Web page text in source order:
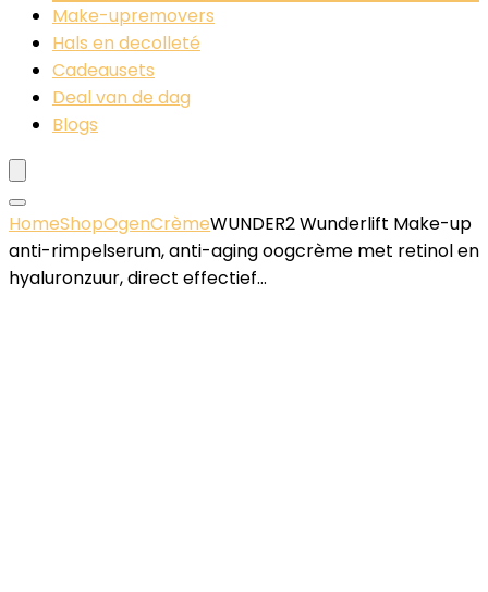
Make-upremovers
Hals en decolleté
Cadeausets
Deal van de dag
Blogs
HomeShopOgenCrèmeWUNDER2 Wunderlift Make-up
anti-rimpelserum, anti-aging oogcrème met retinol en
hyaluronzuur, direct effectief…